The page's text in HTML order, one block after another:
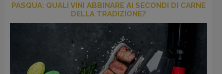
PASQUA: QUALI VINI ABBINARE AI SECONDI DI CARNE
DELLA TRADIZIONE?